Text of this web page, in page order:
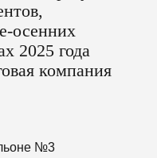
осенних
2025 года
компания
№3